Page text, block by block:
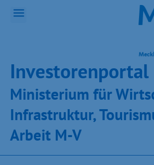
Inves­toren­por­tal
Ministeri­um für
Infra­struk­tur,
Ar­beit M-V